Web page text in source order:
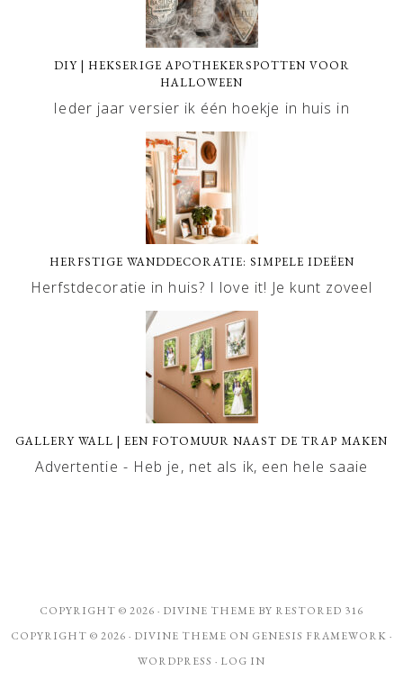
DIY | HEKSERIGE APOTHEKERSPOTTEN VOOR
HALLOWEEN
Ieder jaar versier ik één hoekje in huis in
HERFSTIGE WANDDECORATIE: SIMPELE IDEËEN
Herfstdecoratie in huis? I love it! Je kunt zoveel
GALLERY WALL | EEN FOTOMUUR NAAST DE TRAP MAKEN
Advertentie - Heb je, net als ik, een hele saaie
COPYRIGHT © 2026 · DIVINE THEME BY RESTORED 316
COPYRIGHT © 2026 · DIVINE THEME ON GENESIS FRAMEWORK ·
WORDPRESS · LOG IN